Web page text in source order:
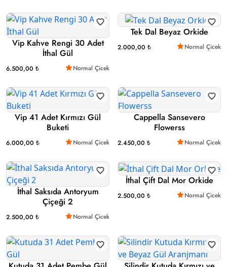
Vip Kahve Rengi 30 Adet
İthal Gül
6.500,00 ₺ Normal Çicek
Tek Dal Beyaz Orkide
2.000,00 ₺ Normal Çicek
Vip 41 Adet Kırmızı Gül
Buketi
6.000,00 ₺ Normal Çicek
Cappella Sansevero
Flowerss
2.450,00 ₺ Normal Çicek
İthal Saksıda Antoryum
Çiçeği 2
2.500,00 ₺ Normal Çicek
İthal Çift Dal Mor Orkide
2.500,00 ₺ Normal Çicek